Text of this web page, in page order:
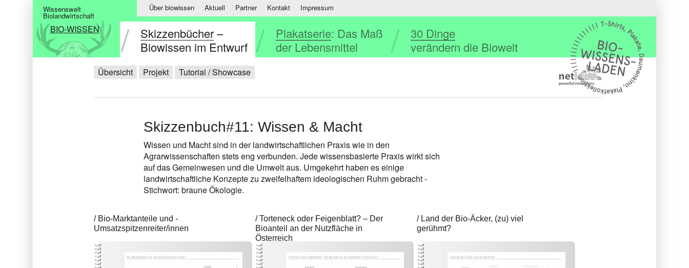
Wissenswelt
Biolandwirtschaft
Über biowissen Aktuell Partner Kontakt Impressum
BIO-WISSEN Skizzenbücher–
Biowissen im Entwurf
Plakatserie: Das Maß
der Lebensmittel
30 Dinge
verändern die Biowelt
Übersicht Projekt Tutorial / Showcase
Skizzenbuch#11: Wissen & Macht
Wissen und Macht sind in der landwirtschaftlichen Praxis wie in den
Agrarwissenschaften stets eng verbunden. Jede wissensbasierte Praxis wirkt sich
auf das Gemeinwesen und die Umwelt aus. Umgekehrt haben es einige
landwirtschaftliche Konzepte zu zweifelhaftem ideologischen Ruhm gebracht -
Stichwort: braune Ökologie.
Bio-Marktanteile und -
Umsatzspitzenreiter/innen
Torteneck oder Feigenblatt? – Der
Bioanteil an der Nutzfläche in
Österreich
Land der Bio-Äcker, (zu) viel
gerühmt?